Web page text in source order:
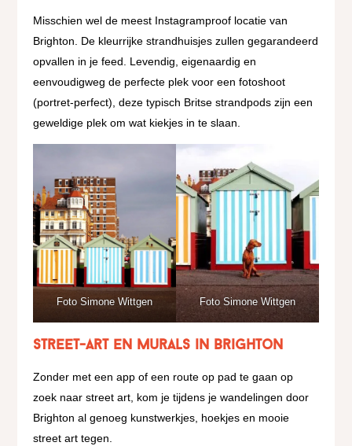
Misschien wel de meest Instagramproof locatie van
Brighton. De kleurrijke strandhuisjes zullen gegarandeerd
opvallen in je feed. Levendig, eigenaardig en
eenvoudigweg de perfecte plek voor een fotoshoot
(portret-perfect), deze typisch Britse strandpods zijn een
geweldige plek om wat kiekjes in te slaan.
Foto Simone Wittgen Foto Simone Wittgen
Street-Art en murals in Brighton
Zonder met een app of een route op pad te gaan op
zoek naar street art, kom je tijdens je wandelingen door
Brighton al genoeg kunstwerkjes, hoekjes en mooie
street art tegen.